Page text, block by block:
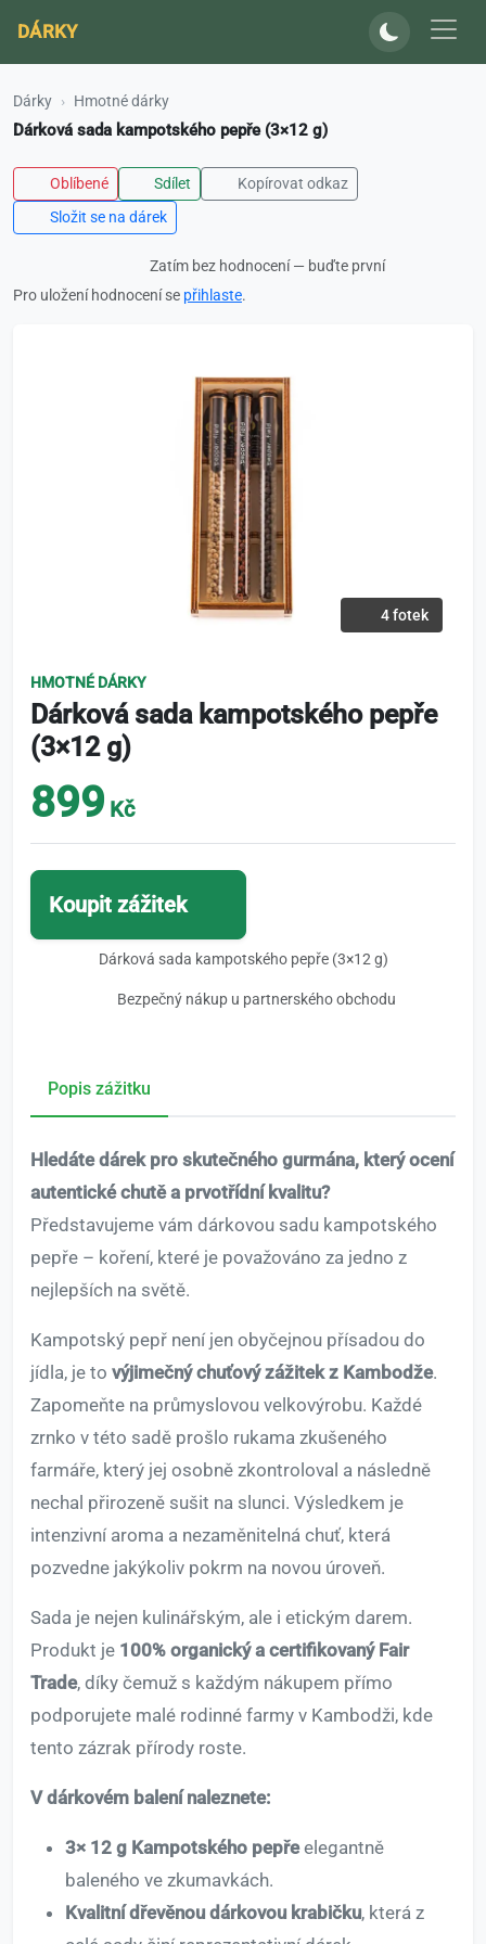
DÁRKY
Dárky Hmotné dárky
Dárková sada kampotského pepře (3×12 g)
Oblíbené Sdílet
Kopírovat odkaz
Složit se na dárek
Zatím bez hodnocení — buďte první
Pro uložení hodnocení se přihlaste.
4 fotek
HMOTNÉ DÁRKY
Dárková sada kampotského pepře
(3×12 g)
899 Kč
Koupit zážitek
Dárková sada kampotského pepře (3×12 g)
Bezpečný nákup u partnerského obchodu
Popis zážitku
Hledáte dárek pro skutečného gurmána, který ocení
autentické chutě a prvotřídní kvalitu?
Představujeme vám dárkovou sadu kampotského
pepře – koření, které je považováno za jedno z
nejlepších na světě.
Kampotský pepř není jen obyčejnou přísadou do
jídla, je to výjimečný chuťový zážitek z Kambodže.
Zapomeňte na průmyslovou velkovýrobu. Každé
zrnko v této sadě prošlo rukama zkušeného
farmáře, který jej osobně zkontroloval a následně
nechal přirozeně sušit na slunci. Výsledkem je
intenzivní aroma a nezaměnitelná chuť, která
pozvedne jakýkoliv pokrm na novou úroveň.
Sada je nejen kulinářským, ale i etickým darem.
Produkt je 100% organický a certifikovaný Fair
Trade, díky čemuž s každým nákupem přímo
podporujete malé rodinné farmy v Kambodži, kde
tento zázrak přírody roste.
V dárkovém balení naleznete:
3× 12 g Kampotského pepřeelegantně
baleného ve zkumavkách.
Kvalitní dřevěnou dárkovou krabičku, která z